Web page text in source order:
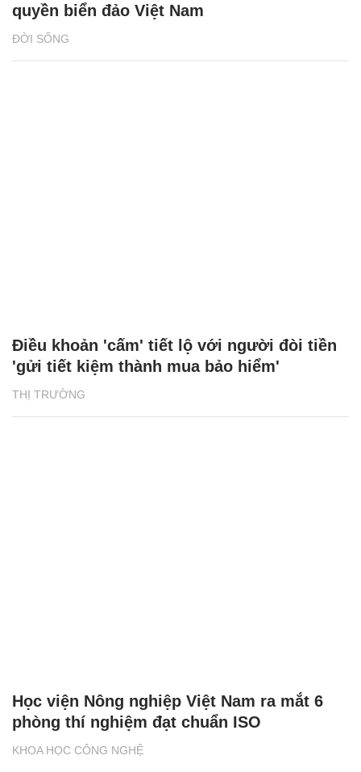
ĐỜI SỐNG
quyền biển đảo Việt Nam
THỊ TRƯỜNG
Điều khoản 'cấm' tiết lộ với người đòi tiền
'gửi tiết kiệm thành mua bảo hiểm'
KHOA HỌC CÔNG NGHỆ
Học viện Nông nghiệp Việt Nam ra mắt 6
phòng thí nghiệm đạt chuẩn ISO